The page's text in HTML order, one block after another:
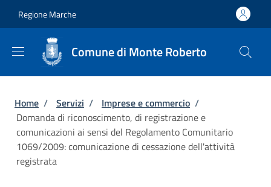
Regione Marche
Comune di Monte Roberto
Briciole di pane
Home / Servizi / Imprese e commercio /
Domanda di riconoscimento, di registrazione e
comunicazioni ai sensi del Regolamento Comunitario
1069/2009: comunicazione di cessazione dell'attività
registrata